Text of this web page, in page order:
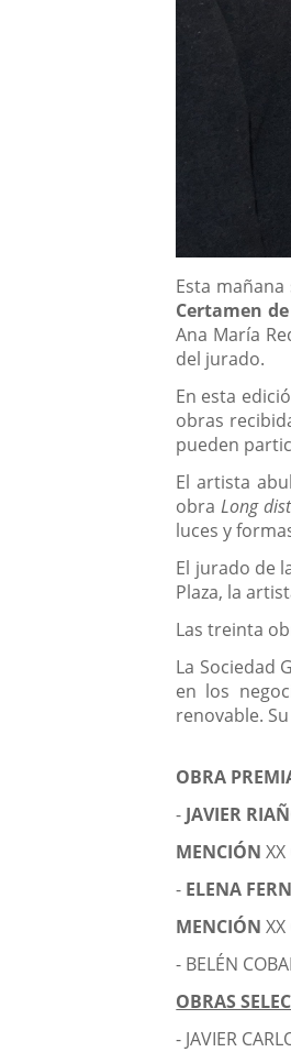
Esta
Certamen
Ana María
del jurado.
En esta
obras
pueden
El artista
obra Long
luces y
El jurado de
Plaza, la
Las treinta
La Sociedad
en los
renovable.
OBRA
-JAVIER
MENCIÓN
- ELENA
MENCIÓN
- BELÉN
OBRAS
- JAVIER